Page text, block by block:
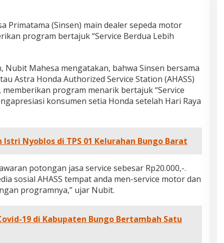
Primatama (Sinsen) main dealer sepeda motor
program bertajuk “Service Berdua Lebih
Nubit Mahesa mengatakan, bahwa Sinsen bersama
Astra Honda Authorized Service Station (AHASS)
program menarik bertajuk “Service
konsumen setia Honda setelah Hari Raya
Istri Nyoblos di TPS 01 Kelurahan Bungo Barat
potongan jasa service sebesar Rp20.000,-.
sosial AHASS tempat anda men-service motor dan
programnya,” ujar Nubit.
19 di Kabupaten Bungo Bertambah Satu